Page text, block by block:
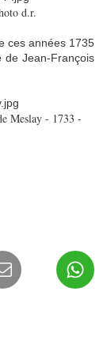
d.r.
ces années 1735
de Jean-François
Meslay - 1733 -